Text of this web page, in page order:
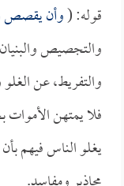
قوله: (وأن يقصص
والتجصيص
والتفريط، عن
فلا يمتهن
يغلو الناس فيهم